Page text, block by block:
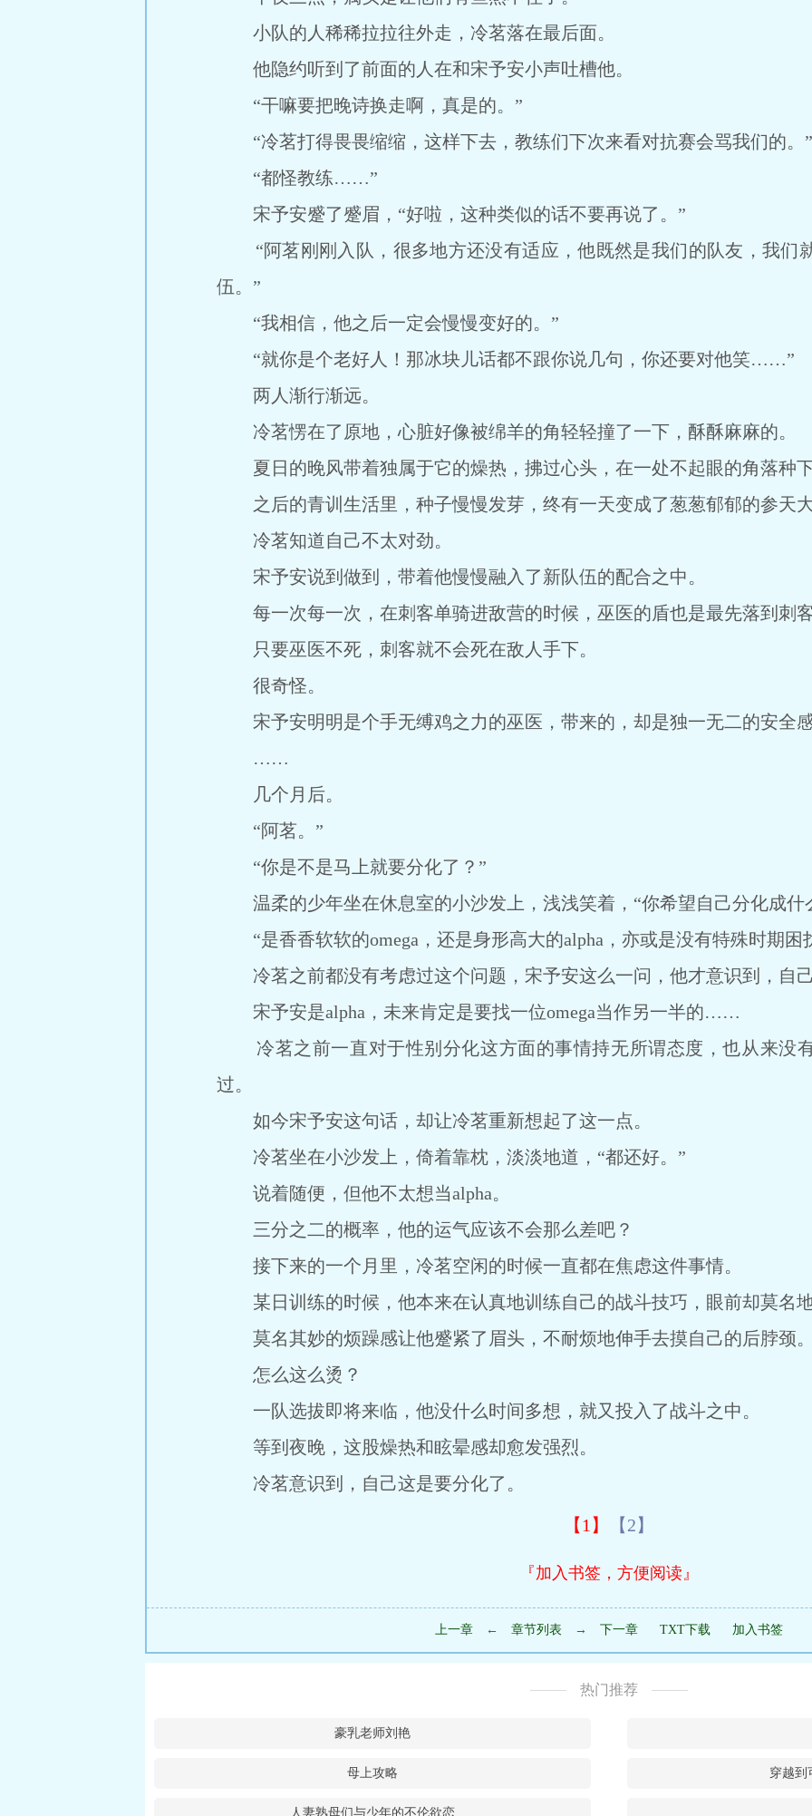
小队的人稀稀拉拉往外走，冷茗落在最后面。
他隐约听到了前面的人在和宋予安小声吐槽他。
“干嘛要把晚诗换走啊，真是的。”
“冷茗打得畏畏缩缩，这样下去，教练们下次来看对抗赛会骂我们的。”
“都怪教练……”
宋予安蹙了蹙眉，“好啦，这种类似的话不要再说了。”
“阿茗刚刚入队，很多地方还没有适应，他既然是我们的队友，我们
伍。”
“我相信，他之后一定会慢慢变好的。”
“就你是个老好人！那冰块儿话都不跟你说几句，你还要对他笑……”
两人渐行渐远。
冷茗愣在了原地，心脏好像被绵羊的角轻轻撞了一下，酥酥麻麻的。
夏日的晚风带着独属于它的燥热，拂过心头，在一处不起眼的角落种下
之后的青训生活里，种子慢慢发芽，终有一天变成了葱葱郁郁的参天大
冷茗知道自己不太对劲。
宋予安说到做到，带着他慢慢融入了新队伍的配合之中。
每一次每一次，在刺客单骑进敌营的时候，巫医的盾也是最先落到刺客
只要巫医不死，刺客就不会死在敌人手下。
很奇怪。
宋予安明明是个手无缚鸡之力的巫医，带来的，却是独一无二的安全感
……
几个月后。
“阿茗。”
“你是不是马上就要分化了？”
温柔的少年坐在休息室的小沙发上，浅浅笑着，“你希望自己分化成什
“是香香软软的omega，还是身形高大的alpha，亦或是没有特殊时期困
冷茗之前都没有考虑过这个问题，宋予安这么一问，他才意识到，自己
宋予安是alpha，未来肯定是要找一位omega当作另一半的……
冷茗之前一直对于性别分化这方面的事情持无所谓态度，也从来没
过。
如今宋予安这句话，却让冷茗重新想起了这一点。
冷茗坐在小沙发上，倚着靠枕，淡淡地道，“都还好。”
说着随便，但他不太想当alpha。
三分之二的概率，他的运气应该不会那么差吧？
接下来的一个月里，冷茗空闲的时候一直都在焦虑这件事情。
某日训练的时候，他本来在认真地训练自己的战斗技巧，眼前却莫名地
莫名其妙的烦躁感让他蹙紧了眉头，不耐烦地伸手去摸自己的后脖颈。
怎么这么烫？
一队选拔即将来临，他没什么时间多想，就又投入了战斗之中。
等到夜晚，这股燥热和眩晕感却愈发强烈。
冷茗意识到，自己这是要分化了。
【1】 【2】
『加入书签，方便阅读』
上一章 ← 章节列表 → 下一章 TXT下载 加入书签
热门推荐
豪乳老师刘艳
母上攻略 穿越到
人妻熟母们与少年的不伦欲恋